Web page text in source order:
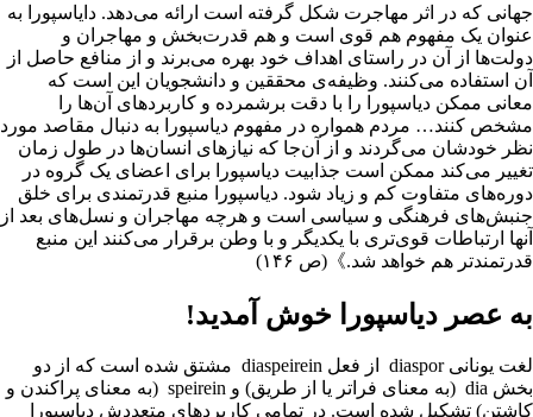
جهانی که در اثر مهاجرت شکل گرفته است ارائه می‌دهد. دایاسپورا به
عنوان یک مفهوم هم قوی است و هم قدرت‌بخش و مهاجران و
دولت‌ها از آن در راستای اهداف خود بهره می‌برند و از منافع حاصل از
آن استفاده می‌کنند. وظيفه‌ی محققین و دانشجویان این است که
معانی ممکن دیاسپورا را با دقت برشمرده و کاربردهای آن‌ها را
مشخص کنند… مردم همواره در مفهوم دیاسپورا به دنبال مقاصد مورد
نظر خودشان می‌گردند و از آن‌جا که نیازهای انسان‌ها در طول زمان
تغییر می‌کند ممکن است جذابيت دیاسپورا برای اعضای یک گروه در
دوره‌های متفاوت کم و زیاد شود. دیاسپورا منبع قدرتمندی برای خلق
جنبش‌های فرهنگی و سیاسی است و هرچه مهاجران و نسل‌های بعد از
آنها ارتباطات قوی‌تری با یکدیگر و با وطن برقرار می‌کنند این منبع
قدرتمندتر هم خواهد شد.》(ص ۱۴۶)
به عصر دیاسپورا خوش آمدید!
لغت یونانی diaspor از فعل diaspeirein مشتق شده است که از دو
بخش dia (به معنای فراتر یا از طریق) و speirein (به معنای پراکندن و
کاشتن) تشکیل شده است. در تمامی کاربردهای متعددش دیاسپورا